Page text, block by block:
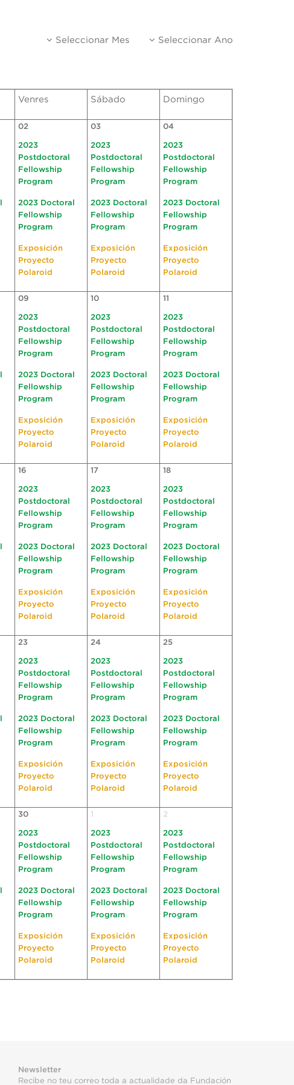
Seleccionar Mes Seleccionar Ano
Venres Sábado Domingo
02
2023
Postdoctoral
Fellowship
Program
2023 Doctoral
Fellowship
Program
Exposición
Proyecto
Polaroid
03
2023
Postdoctoral
Fellowship
Program
2023 Doctoral
Fellowship
Program
Exposición
Proyecto
Polaroid
04
2023
Postdoctoral
Fellowship
Program
2023 Doctoral
Fellowship
Program
Exposición
Proyecto
Polaroid
09
2023
Postdoctoral
Fellowship
Program
2023 Doctoral
Fellowship
Program
Exposición
Proyecto
Polaroid
10
2023
Postdoctoral
Fellowship
Program
2023 Doctoral
Fellowship
Program
Exposición
Proyecto
Polaroid
11
2023
Postdoctoral
Fellowship
Program
2023 Doctoral
Fellowship
Program
Exposición
Proyecto
Polaroid
16
2023
Postdoctoral
Fellowship
Program
2023 Doctoral
Fellowship
Program
Exposición
Proyecto
Polaroid
17
2023
Postdoctoral
Fellowship
Program
2023 Doctoral
Fellowship
Program
Exposición
Proyecto
Polaroid
18
2023
Postdoctoral
Fellowship
Program
2023 Doctoral
Fellowship
Program
Exposición
Proyecto
Polaroid
23
2023
Postdoctoral
Fellowship
Program
2023 Doctoral
Fellowship
Program
Exposición
Proyecto
Polaroid
24
2023
Postdoctoral
Fellowship
Program
2023 Doctoral
Fellowship
Program
Exposición
Proyecto
Polaroid
25
2023
Postdoctoral
Fellowship
Program
2023 Doctoral
Fellowship
Program
Exposición
Proyecto
Polaroid
30
2023
Postdoctoral
Fellowship
Program
2023 Doctoral
Fellowship
Program
Exposición
Proyecto
Polaroid
1
2023
Postdoctoral
Fellowship
Program
2023 Doctoral
Fellowship
Program
Exposición
Proyecto
Polaroid
2
2023
Postdoctoral
Fellowship
Program
2023 Doctoral
Fellowship
Program
Exposición
Proyecto
Polaroid
Newsletter
Recibe no teu correo toda a actualidade da Fundación